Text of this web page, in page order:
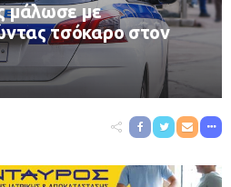
μάλωσε με
τσόκαρο στον